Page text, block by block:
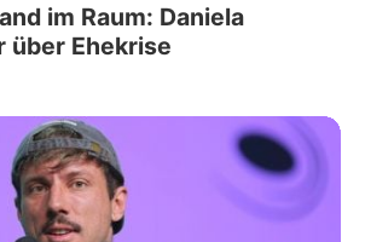
im Raum: Daniela
über Ehekrise